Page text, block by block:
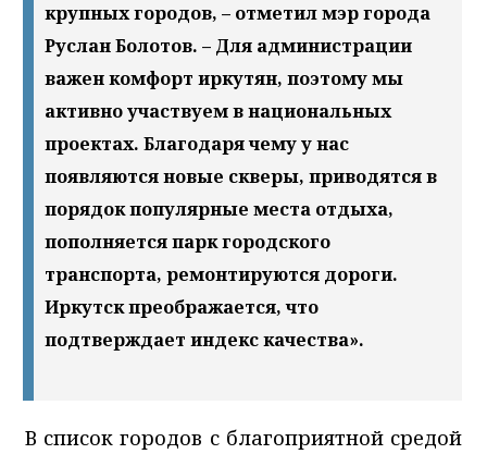
крупных городов, – отметил мэр города
Руслан Болотов. – Для администрации
важен комфорт иркутян, поэтому мы
активно участвуем в национальных
проектах. Благодаря чему у нас
появляются новые скверы, приводятся в
порядок популярные места отдыха,
пополняется парк городского
транспорта, ремонтируются дороги.
Иркутск преображается, что
подтверждает индекс качества».
В список городов с благоприятной средой